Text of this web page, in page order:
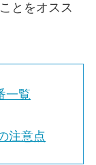
とをオスス
一覧
注意点